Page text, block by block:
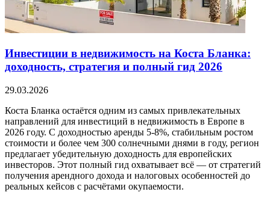
Инвестиции в недвижимость на Коста Бланка:
доходность, стратегия и полный гид 2026
29.03.2026
Коста Бланка остаётся одним из самых привлекательных
направлений для инвестиций в недвижимость в Европе в
2026 году. С доходностью аренды 5-8%, стабильным ростом
стоимости и более чем 300 солнечными днями в году, регион
предлагает убедительную доходность для европейских
инвесторов. Этот полный гид охватывает всё — от стратегий
получения арендного дохода и налоговых особенностей до
реальных кейсов с расчётами окупаемости.